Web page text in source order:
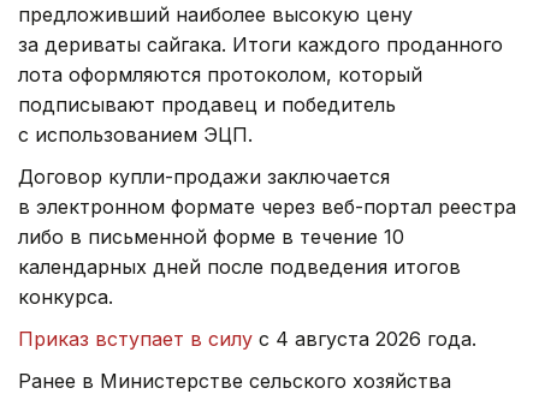
предложивший наиболее высокую цену
за дериваты сайгака. Итоги каждого проданного
лота оформляются протоколом, который
подписывают продавец и победитель
с использованием ЭЦП.
Договор купли-продажи заключается
в электронном формате через веб-портал реестра
либо в письменной форме в течение 10
календарных дней после подведения итогов
конкурса.
Приказ вступает в силу с 4 августа 2026 года.
Ранее в Министерстве сельского хозяйства